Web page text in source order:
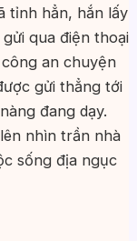
tỉnh hẳn, hắn lấy
qua điện thoại
an chuyện
gửi thẳng tới
đang dạy.
nhìn trần nhà
sống địa ngục